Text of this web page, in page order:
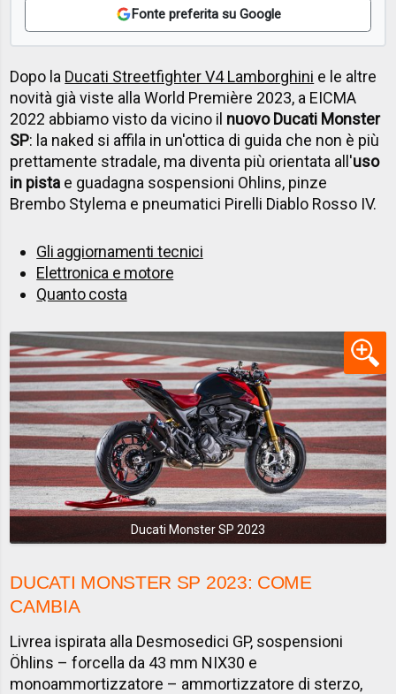
Fonte preferita su Google
Dopo la Ducati Streetfighter V4 Lamborghini e le altre
novità già viste alla World Première 2023, a EICMA
2022 abbiamo visto da vicino il nuovo Ducati Monster
SP: la naked si affila in un'ottica di guida che non è più
prettamente stradale, ma diventa più orientata all'uso
in pista e guadagna sospensioni Ohlins, pinze
Brembo Stylema e pneumatici Pirelli Diablo Rosso IV.
Gli aggiornamenti tecnici
Elettronica e motore
Quanto costa
Ducati Monster SP 2023
DUCATI MONSTER SP 2023: COME
CAMBIA
Livrea ispirata alla Desmosedici GP, sospensioni
Öhlins – forcella da 43 mm NIX30 e
monoammortizzatore – ammortizzatore di sterzo,